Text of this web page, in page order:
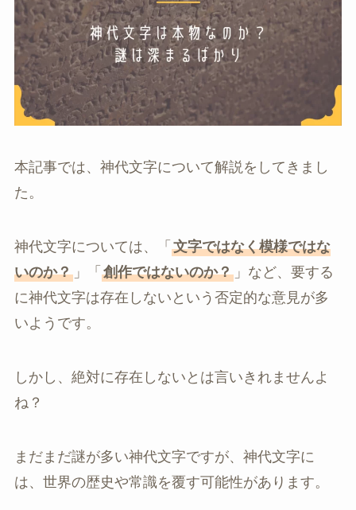
本記事では、神代文字について解説をしてきまし
た。
神代文字については、「 文字ではなく模様ではな
いのか？」「 創作ではないのか？」など、要する
に神代文字は存在しないという否定的な意見が多
いようです。
しかし、絶対に存在しないとは言いきれませんよ
ね？
まだまだ謎が多い神代文字ですが、神代文字に
は、世界の歴史や常識を覆す可能性があります。